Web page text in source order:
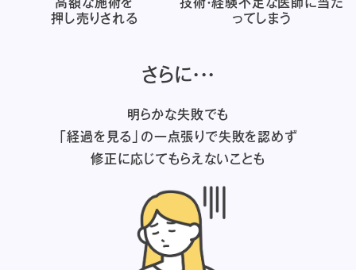
高額な施術を
押し売りされる
技術・経験不足な医師に当た
ってしまう
さらに・・・
明らかな失敗でも
「経過を見る」の一点張りで失敗を認めず
修正に応じてもらえないことも